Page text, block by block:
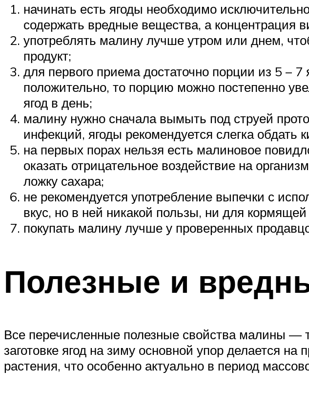
начинать есть ягоды необходимо
содержать вредные вещества, а концентрация
употреблять малину лучше утром или днем,
продукт;
для первого приема достаточно порции из 5 –
положительно, то порцию можно постепенно
ягод в день;
малину нужно сначала вымыть под струей
инфекций, ягоды рекомендуется слегка обдать
на первых порах нельзя есть малиновое
оказать отрицательное воздействие на
ложку сахара;
не рекомендуется употребление выпечки с
вкус, но в ней никакой пользы, ни для
покупать малину лучше у проверенных
Полезные и
Все перечисленные полезные свойства малины —
заготовке ягод на зиму основной упор делается
растения, что особенно актуально в период